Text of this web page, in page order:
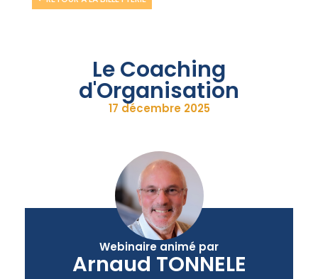
Le Coaching
d'Organisation
17 décembre 2025
Webinaire animé par
Arnaud TONNELE